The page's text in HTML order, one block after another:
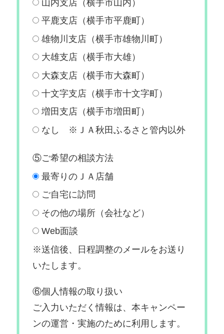
山内支店（横手市山内）
平鹿支店（横手市平鹿町）
雄物川支店（横手市雄物川町）
大雄支店（横手市大雄）
大森支店（横手市大森町）
十文字支店（横手市十文字町）
増田支店（横手市増田町）
なし ※ＪＡ秋田ふるさと管内以外
⑤ご希望の相談方法
最寄りのＪＡ店舗
ご自宅に訪問
その他の場所（会社など）
Web面談
※送信後、日程調整のメールをお送り
いたします。
⑥個人情報の取り扱い
ご入力いただく情報は、本キャンペー
ンの運営・実施のために利用します。